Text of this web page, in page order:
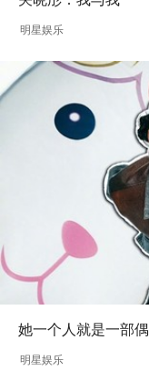
明星娱乐
她一个人就是一部
明星娱乐